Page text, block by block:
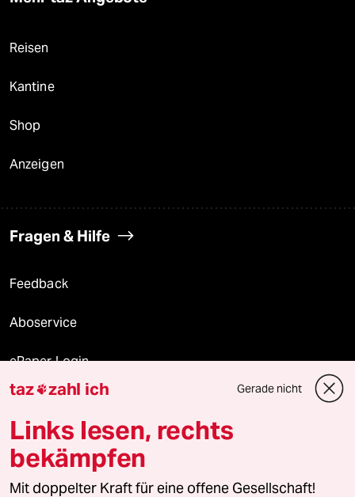
Reisen
Kantine
Shop
Anzeigen
Fragen & Hilfe
Feedback
Aboservice
ePaper Login
Downloads für Abonnierende
© 2026 taz Verlags und Vertriebs GmbH
Alle Rechte vorbehalten. Bei rechtlichen Fragen oder für Genehmigungen
taz zahl ich Gerade nicht
Links lesen, rechts
bekämpfen
Mit doppelter Kraft für eine offene Gesellschaft!